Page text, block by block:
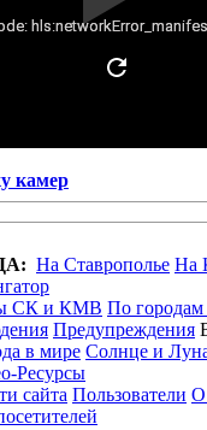
камер
На Ставрополье На
СК и КМВ По
Предупреждения
в мире Солнце и
Ресурсы
сайта Пользователи О